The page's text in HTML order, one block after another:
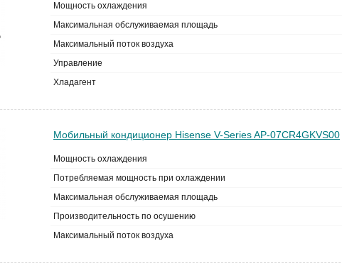
Мощность охлаждения
Максимальная обслуживаемая площадь
Максимальный поток воздуха
Управление
Хладагент
Мобильный кондиционер Hisense V-Series AP-07CR4GKVS00
Мощность охлаждения
Потребляемая мощность при охлаждении
Максимальная обслуживаемая площадь
Производительность по осушению
Максимальный поток воздуха